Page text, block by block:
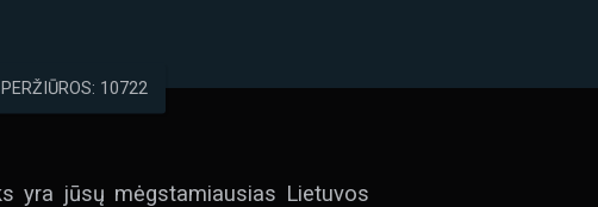
PERŽIŪROS: 10722
yra jūsų mėgstamiausias Lietuvos